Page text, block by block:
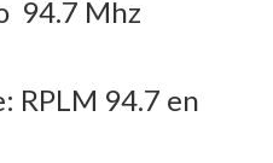
94.7 Mhz
RPLM 94.7 en